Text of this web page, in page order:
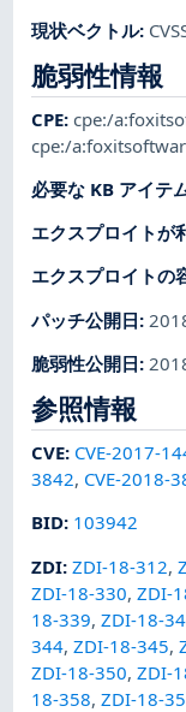
現状ベクトル:
脆弱性情報
CPE:cpe:/
cpe:/
必要な KB アイテ
エクスプロイトが
エクスプロイトの
パッチ公開日:
脆弱性公開日:
参照情報
CVE: CVE-2017-
3842, CVE-2018-
BID: 103942
ZDI:ZDI-18-312,
ZDI-18-330,ZDI-
18-339,ZDI-18-
344,ZDI-18-345,
ZDI-18-350,ZDI-
18-358,ZDI-18-